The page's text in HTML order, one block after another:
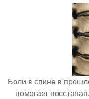
Боли в спине в
помогает